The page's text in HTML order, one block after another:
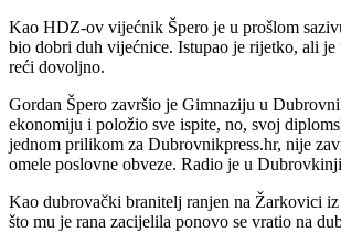
Kao HDZ-ov vijećnik Špero je u prošlom
bio dobri duh vijećnice. Istupao je rijetko, ali je
reći dovoljno.
Gordan Špero završio je Gimnaziju u
ekonomiju i položio sve ispite, no, svoj
jednom prilikom za Dubrovnikpress.hr, nije
omele poslovne obveze. Radio je u
Kao dubrovački branitelj ranjen na Žarkovici
što mu je rana zacijelila ponovo se vratio na